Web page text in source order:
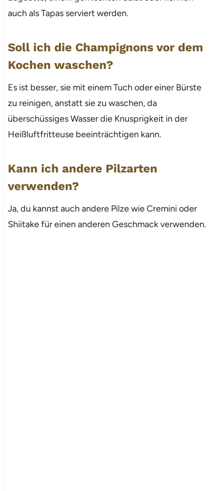
auch als Tapas serviert werden.
Soll ich die Champignons vor dem
Kochen waschen?
Es ist besser, sie mit einem Tuch oder einer Bürste
zu reinigen, anstatt sie zu waschen, da
überschüssiges Wasser die Knusprigkeit in der
Heißluftfritteuse beeinträchtigen kann.
Kann ich andere Pilzarten
verwenden?
Ja, du kannst auch andere Pilze wie Cremini oder
Shiitake für einen anderen Geschmack verwenden.